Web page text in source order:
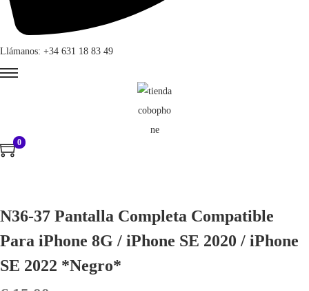
Llámanos: +34 631 18 83 49
0
N36-37 Pantalla Completa Compatible
Para iPhone 8G / iPhone SE 2020 / iPhone
SE 2022 *Negro*